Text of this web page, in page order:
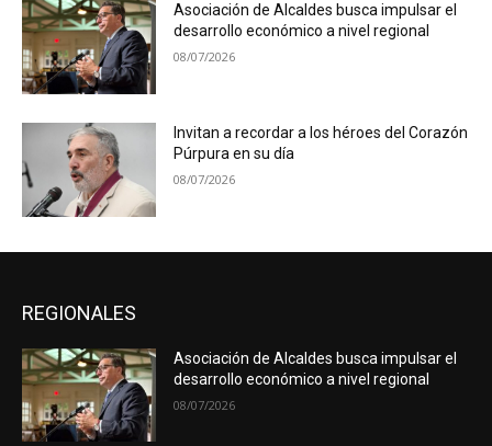
Asociación de Alcaldes busca impulsar el
desarrollo económico a nivel regional
08/07/2026
Invitan a recordar a los héroes del Corazón
Púrpura en su día
08/07/2026
REGIONALES
Asociación de Alcaldes busca impulsar el
desarrollo económico a nivel regional
08/07/2026